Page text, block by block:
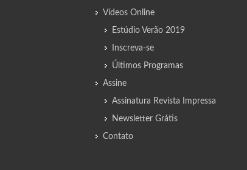
Vídeos Online
Estúdio Verão 2019
Inscreva-se
Últimos Programas
Assine
Assinatura Revista Impressa
Newsletter Grátis
Contato